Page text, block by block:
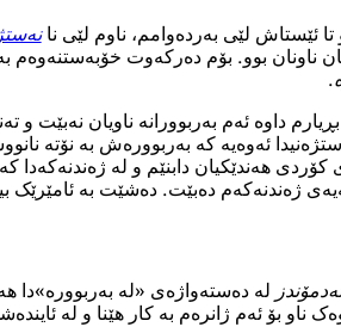
تا ئێستاش لێی بەردەوامم، ناوم لێی نا
ناونان بوو. بۆم دەرکەوت خۆبەستنەوەم
.
داوە ئەم بەربوورانە ناویان نەبێت
ئەوەیە کە بەربوورەش بە نۆتە
کۆردی هەندێکیان دابنێم و لە
ژەندنەکەم دەبێت. دەشێت بە ئامێرێک
لە دەستەواژەی «لە بەربوورە»دا
بۆ ئەم ژانرەم بە کار هێنا و لە